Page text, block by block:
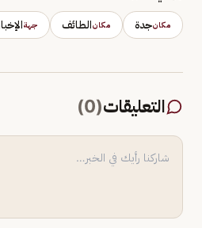
مكانجدة مكانالطائف جهة
التعليقات(
0
)